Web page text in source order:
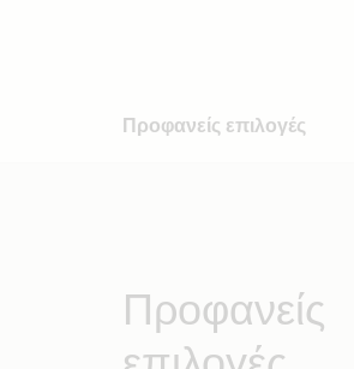
Προφανείς επιλογές
Προφανείς